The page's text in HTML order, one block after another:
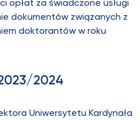
opłat za świadczone usługi
dokumentów związanych z
doktorantów w roku
2024
Uniwersytetu Kardynała